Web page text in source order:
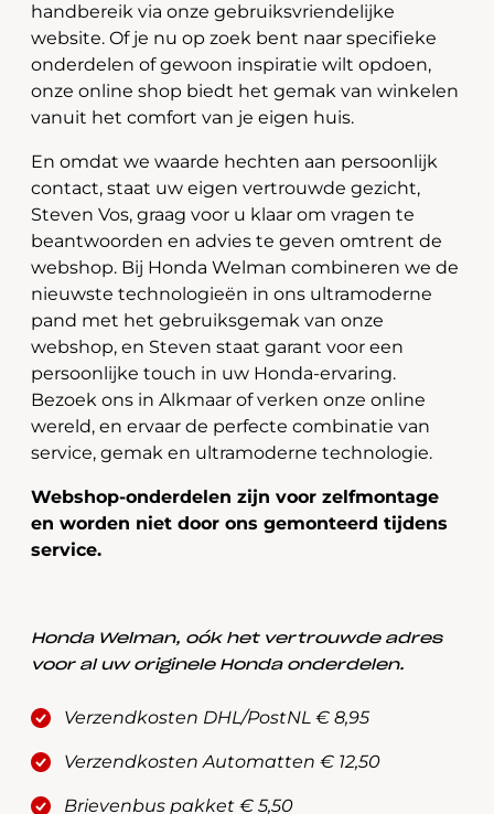
handbereik via onze gebruiksvriendelijke
website. Of je nu op zoek bent naar specifieke
onderdelen of gewoon inspiratie wilt opdoen,
onze online shop biedt het gemak van winkelen
vanuit het comfort van je eigen huis.
En omdat we waarde hechten aan persoonlijk
contact, staat uw eigen vertrouwde gezicht,
Steven Vos, graag voor u klaar om vragen te
beantwoorden en advies te geven omtrent de
webshop. Bij Honda Welman combineren we de
nieuwste technologieën in ons ultramoderne
pand met het gebruiksgemak van onze
webshop, en Steven staat garant voor een
persoonlijke touch in uw Honda-ervaring.
Bezoek ons in Alkmaar of verken onze online
wereld, en ervaar de perfecte combinatie van
service, gemak en ultramoderne technologie.
Webshop-onderdelen zijn voor zelfmontage
en worden niet door ons gemonteerd tijdens
service.
Honda Welman, oók het vertrouwde adres
voor al uw originele Honda onderdelen.
Verzendkosten DHL/PostNL € 8,95
Verzendkosten Automatten € 12,50
Brievenbus pakket € 5,50